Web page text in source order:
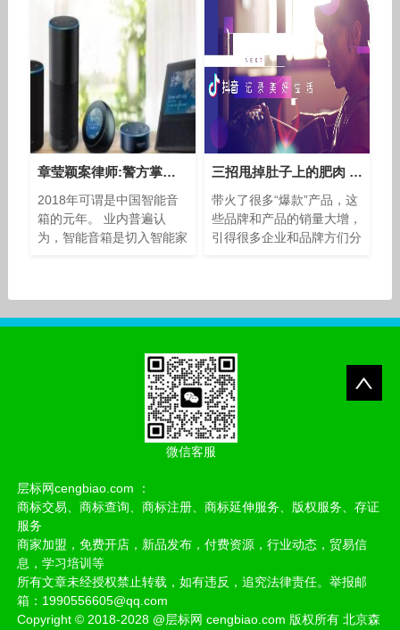
章莹颖案律师:警方掌握嫌犯说明如何杀人的录音
2018年可谓是中国智能音
箱的元年。 业内普遍认
为，智能音箱是切入智能家
费者的日常生活
三招甩掉肚子上的肥肉 早上吃鸡蛋有哪些好处
带火了很多“爆款”产品，这
些品牌和产品的销量大增，
引得很多企业和品牌方们分
微信客服
层标网cengbiao.com ：
商标交易、商标查询、商标注册、商标延伸服务、版权服务、存证
服务
商家加盟，免费开店，新品发布，付费资源，行业动态，贸易信
息，学习培训等
所有文章未经授权禁止转载，如有违反，追究法律责任。举报邮
箱：1990556605@qq.com
Copyright ©2018-2028 @层标网 cengbiao.com 版权所有 北京森